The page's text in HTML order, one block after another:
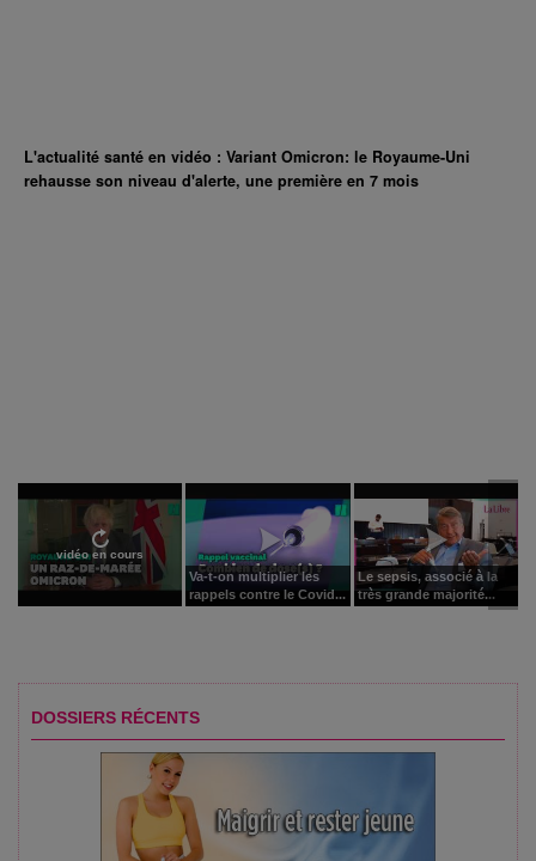
L'actualité santé en vidéo : Variant Omicron: le Royaume-Uni
rehausse son niveau d'alerte, une première en 7 mois
vidéo en cours
Va-t-on multiplier les
rappels contre le Covid...
Le sepsis, associé à la
très grande majorité...
DOSSIERS RÉCENTS